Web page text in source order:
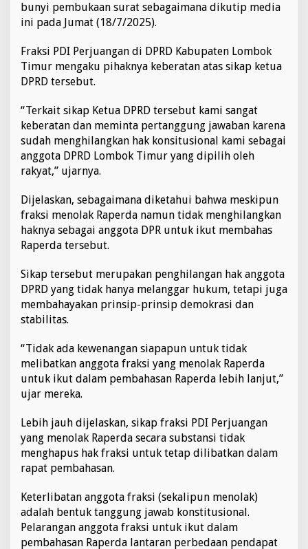
T
i
u
r
a
d
a
K
o
r
a
n
bunyi pembukaan surat sebagaimana dikutip media
ini pada Jumat (18/7/2025).
Fraksi PDI Perjuangan di DPRD Kabupaten Lombok
Timur mengaku pihaknya keberatan atas sikap ketua
DPRD tersebut.
“Terkait sikap Ketua DPRD tersebut kami sangat
keberatan dan meminta pertanggung jawaban karena
sudah menghilangkan hak konsitusional kami sebagai
anggota DPRD Lombok Timur yang dipilih oleh
rakyat,” ujarnya.
Dijelaskan, sebagaimana diketahui bahwa meskipun
fraksi menolak Raperda namun tidak menghilangkan
haknya sebagai anggota DPR untuk ikut membahas
Raperda tersebut.
Sikap tersebut merupakan penghilangan hak anggota
DPRD yang tidak hanya melanggar hukum, tetapi juga
membahayakan prinsip-prinsip demokrasi dan
stabilitas.
“Tidak ada kewenangan siapapun untuk tidak
melibatkan anggota fraksi yang menolak Raperda
untuk ikut dalam pembahasan Raperda lebih lanjut,”
ujar mereka.
Lebih jauh dijelaskan, sikap fraksi PDI Perjuangan
yang menolak Raperda secara substansi tidak
menghapus hak fraksi untuk tetap dilibatkan dalam
rapat pembahasan.
Keterlibatan anggota fraksi (sekalipun menolak)
adalah bentuk tanggung jawab konstitusional.
Pelarangan anggota fraksi untuk ikut dalam
pembahasan Raperda lantaran perbedaan pendapat